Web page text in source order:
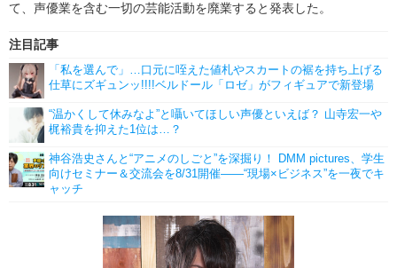
て、声優業を含む一切の芸能活動を廃業すると発表した。
注目記事
「私を選んで」…口元に咥えた値札やスカートの裾を持ち上げる
仕草にズギュンッ!!!!ベルドール「ロゼ」がフィギュアで新登場
“温かくして休みなよ”と囁いてほしい声優といえば？ 山寺宏一や
梶裕貴を抑えた1位は…？
神谷浩史さんと“アニメのしごと”を深掘り！ DMM pictures、学生
向けセミナー＆交流会を8/31開催――“現場×ビジネス”を一夜でキ
ャッチ